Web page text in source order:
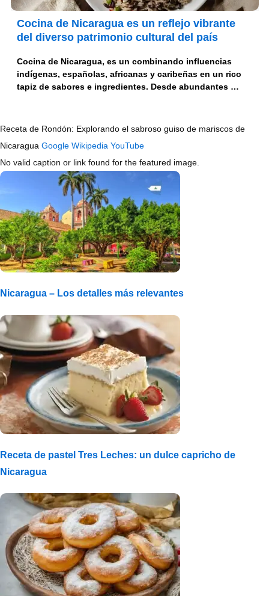
Cocina de Nicaragua es un reflejo vibrante
del diverso patrimonio cultural del país
Cocina de Nicaragua, es un combinando influencias
indígenas, españolas, africanas y caribeñas en un rico
tapiz de sabores e ingredientes. Desde abundantes …
Receta de Rondón: Explorando el sabroso guiso de mariscos de
Nicaragua Google Wikipedia YouTube
No valid caption or link found for the featured image.
Nicaragua – Los detalles más relevantes
Receta de pastel Tres Leches: un dulce capricho de
Nicaragua